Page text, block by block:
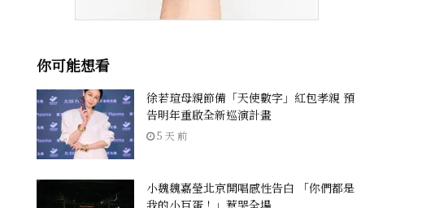
你可能想看
徐若瑄母親節備「天使數字」紅包孝親 預
告明年重啟全新巡演計畫
5 天 前
小魏魏嘉瑩北京開唱感性告白 「你們都是
我的小巨蛋！」惹哭全場